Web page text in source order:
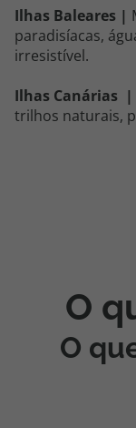
Ilhas Baleares |
paradisíacas,
irresistível.
Ilhas Canárias |
trilhos naturais,
O
O